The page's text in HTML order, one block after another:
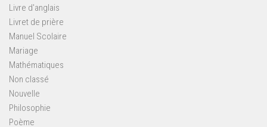
Livre d'anglais
Livret de prière
Manuel Scolaire
Mariage
Mathématiques
Non classé
Nouvelle
Philosophie
Poème